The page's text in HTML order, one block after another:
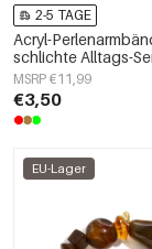
2-5 TAGE
Acryl-
schlichte Alltags-
Damenschmuck
MSRP €11,99
€3,50
EU-Lager